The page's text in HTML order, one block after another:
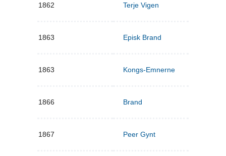
1862 Terje Vigen
1863 Episk Brand
1863 Kongs-Emnerne
1866 Brand
1867 Peer Gynt